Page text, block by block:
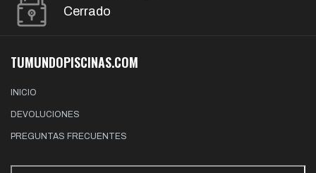
Cerrado
TUMUNDOPISCINAS.COM
INICIO
DEVOLUCIONES
PREGUNTAS FRECUENTES